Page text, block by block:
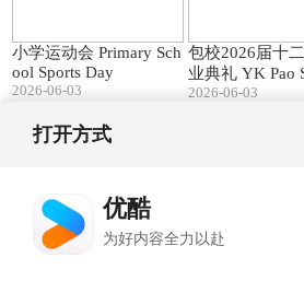
小学运动会 Primary Sch
ool Sports Day
2026-06-03
包校2026届十
业典礼 YK Pao
Class of 2026
2026-06-03
打开方式
优酷
为好内容全力以赴